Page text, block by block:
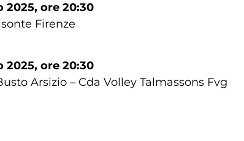
2025, ore 20:30
Firenze
2025, ore 20:30
Arsizio – Cda Volley Talmassons Fvg